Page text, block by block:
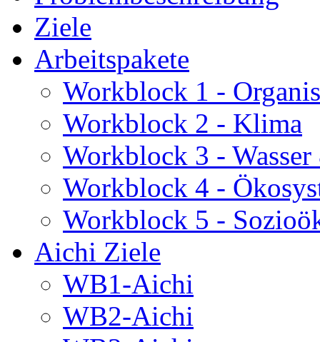
Ziele
Arbeitspakete
Workblock 1 -
Workblock 2 - Klima
Workblock 3 -
Workblock 4 -
Workblock 5 -
Aichi Ziele
WB1-Aichi
WB2-Aichi